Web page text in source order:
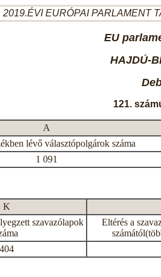
2019.ÉVI EURÓPAI PARLAMENT
EU
HAJDÚ-
121.
A
lévő választópolgárok száma
1 091
K
szavazólapok
Eltérés a
404